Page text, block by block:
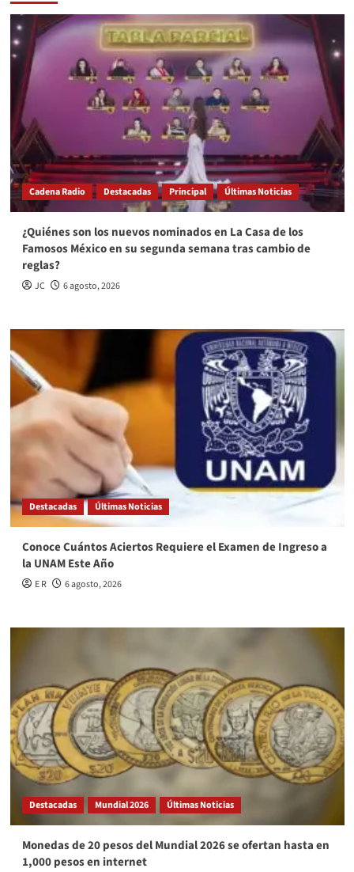
Cadena Radio Destacadas Principal Últimas Noticias
¿Quiénes son los nuevos nominados en La Casa de los
Famosos México en su segunda semana tras cambio de
reglas?
JC 6 agosto, 2026
Destacadas Últimas Noticias
Conoce Cuántos Aciertos Requiere el Examen de Ingreso a
la UNAM Este Año
E R 6 agosto, 2026
Destacadas Mundial 2026 Últimas Noticias
Monedas de 20 pesos del Mundial 2026 se ofertan hasta en
1,000 pesos en internet